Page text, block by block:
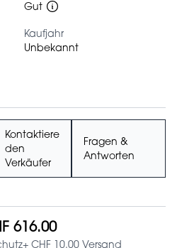
Gut
Kaufjahr
Unbekannt
Kontaktiere
den
Verkäufer
Fragen &
Antworten
616.00
+ CHF 10.00 Versand